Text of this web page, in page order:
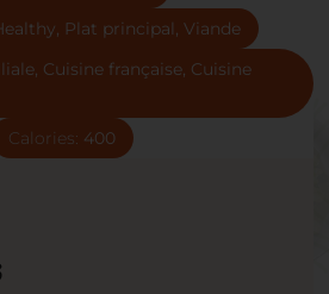
Plat principal, Viande
Cuisine française, Cuisine
Calories: 400